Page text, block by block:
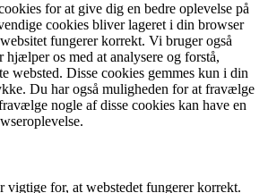
for at give dig en bedre oplevelse på
cookies bliver lageret i din browser
fungerer korrekt. Vi bruger også
hjælper os med at analysere og forstå,
websted. Disse cookies gemmes kun i din
Du har også muligheden for at fravælge
nogle af disse cookies kan have en
vigtige for, at webstedet fungerer korrekt.